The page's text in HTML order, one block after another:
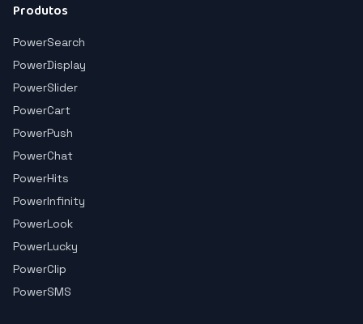
Produtos
PowerSearch
PowerDisplay
PowerSlider
PowerCart
PowerPush
PowerChat
PowerHits
PowerInfinity
PowerLook
PowerLucky
PowerClip
PowerSMS